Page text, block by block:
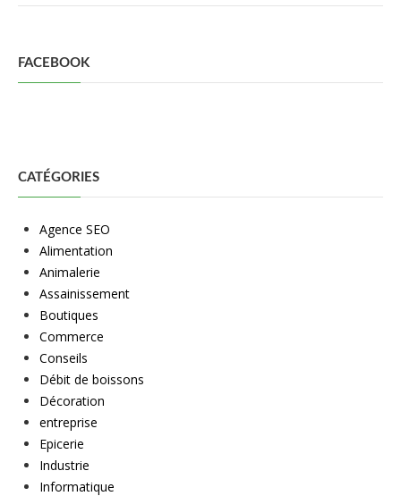
FACEBOOK
CATÉGORIES
Agence SEO
Alimentation
Animalerie
Assainissement
Boutiques
Commerce
Conseils
Débit de boissons
Décoration
entreprise
Epicerie
Industrie
Informatique